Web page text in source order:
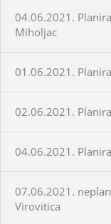
04.06.2021.
Miholjac
01.06.2021.
02.06.2021.
04.06.2021.
07.06.2021.
Virovitica